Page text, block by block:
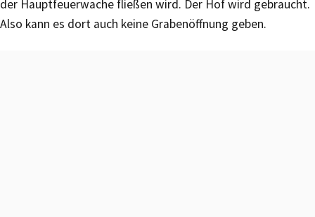
der Hauptfeuerwache fließen wird. Der Hof wird gebraucht.
Also kann es dort auch keine Grabenöffnung geben.